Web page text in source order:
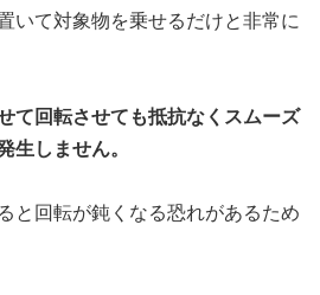
いて対象物を乗せるだけと非常に
て回転させても抵抗なくスムーズ
生しません。
と回転が鈍くなる恐れがあるため